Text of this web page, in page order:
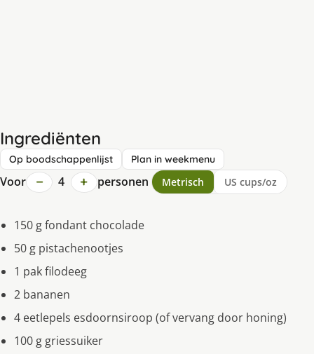
Ingrediënten
Op boodschappenlijst Plan in weekmenu
Voor − 4 + personen Metrisch US cups/oz
150 g fondant chocolade
50 g pistachenootjes
1 pak filodeeg
2 bananen
4 eetlepels esdoornsiroop (of vervang door honing)
100 g griessuiker